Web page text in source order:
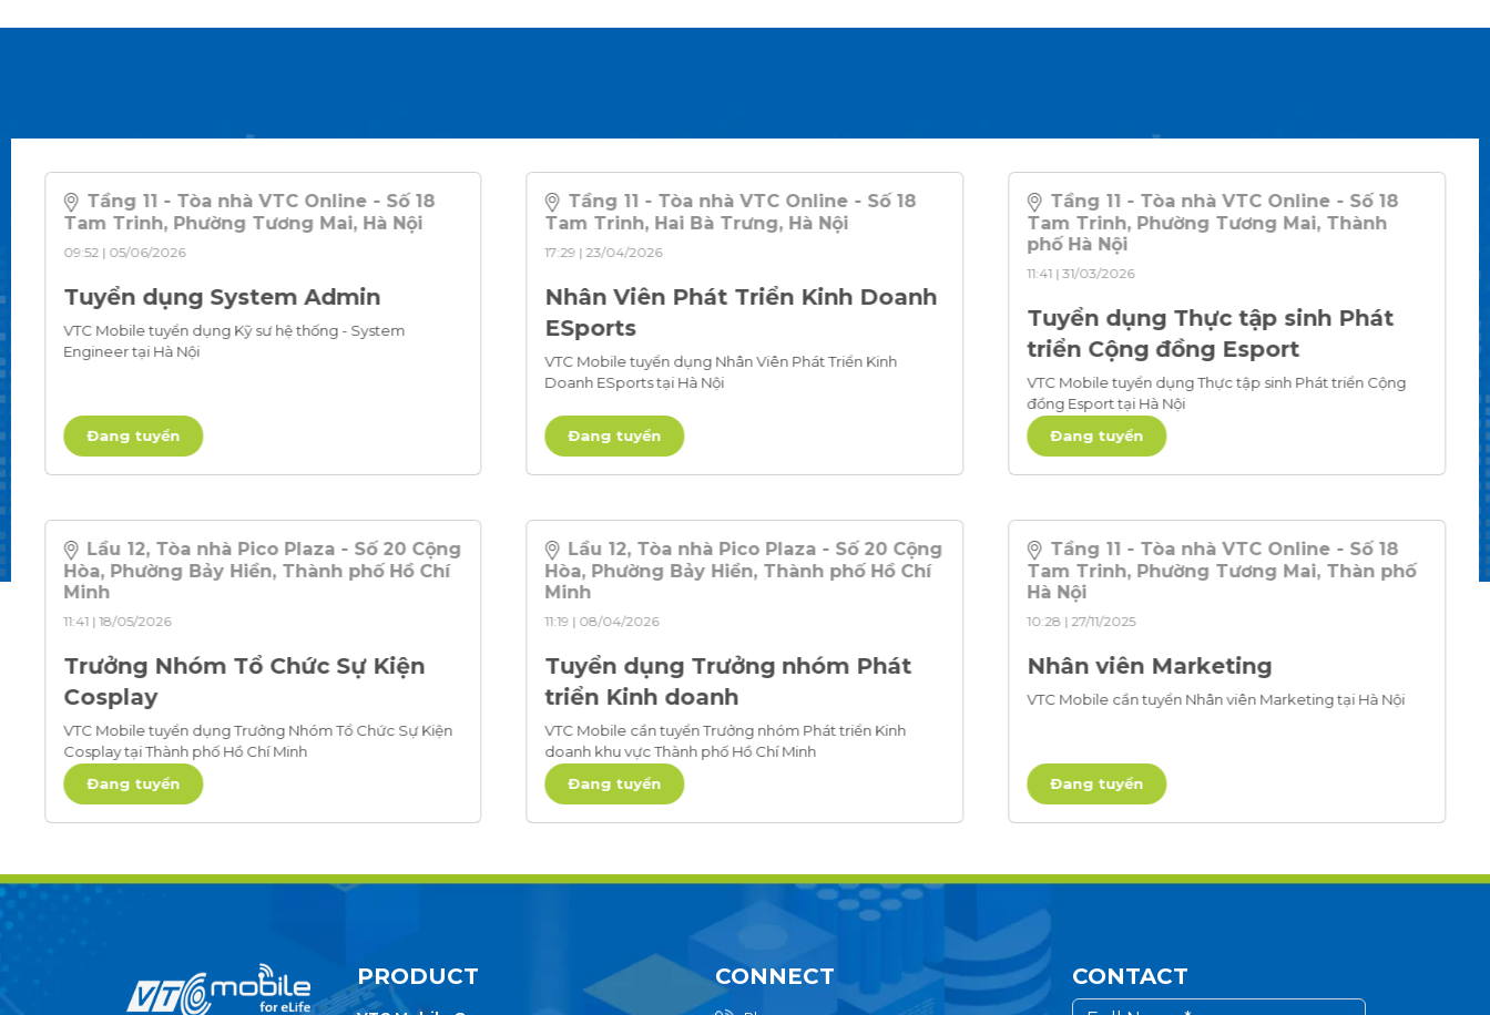
Tầng 11 - Tòa nhà VTC Online - Số 18
Tam Trinh, Phường Tương Mai, Hà Nội
09:52 | 05/06/2026
Tuyển dụng System Admin
VTC Mobile tuyển dụng Kỹ sư hệ thống - System
Engineer tại Hà Nội
Đang tuyển
Lầu 12, Tòa nhà Pico Plaza - Số 20 Cộng
Hòa, Phường Bảy Hiền, Thành phố Hồ Chí
Minh
11:41 | 18/05/2026
Trưởng Nhóm Tổ Chức Sự Kiện
Cosplay
VTC Mobile tuyển dụng Trưởng Nhóm Tổ Chức Sự Kiện
Cosplay tại Thành phố Hồ Chí Minh
Đang tuyển
Tầng 11 - Tòa nhà VTC Online - Số 18
Tam Trinh, Hai Bà Trưng, Hà Nội
17:29 | 23/04/2026
Nhân Viên Phát Triển Kinh Doanh
ESports
VTC Mobile tuyển dụng Nhân Viên Phát Triển Kinh
Doanh ESports tại Hà Nội
Đang tuyển
Lầu 12, Tòa nhà Pico Plaza - Số 20 Cộng
Hòa, Phường Bảy Hiền, Thành phố Hồ Chí
Minh
11:19 | 08/04/2026
Tuyển dụng Trưởng nhóm Phát
triển Kinh doanh
VTC Mobile cần tuyển Trưởng nhóm Phát triển Kinh
doanh khu vực Thành phố Hồ Chí Minh
Đang tuyển
Tầng 11 - Tòa nhà VTC Online - Số 18
Tam Trinh, Phường Tương Mai, Thành
phố Hà Nội
11:41 | 31/03/2026
Tuyển dụng Thực tập sinh Phát
triển Cộng đồng Esport
VTC Mobile tuyển dụng Thực tập sinh Phát triển Cộng
đồng Esport tại Hà Nội
Đang tuyển
Tầng 11 - Tòa nhà VTC Online - Số 18
Tam Trinh, Phường Tương Mai, Thàn phố
Hà Nội
10:28 | 27/11/2025
Nhân viên Marketing
VTC Mobile cần tuyển Nhân viên Marketing tại Hà Nội
Đang tuyển
PRODUCT CONNECT CONTACT